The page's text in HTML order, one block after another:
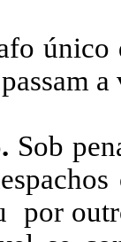
Sob
por